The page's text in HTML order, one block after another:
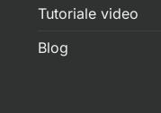
Tutoriale video
Blog